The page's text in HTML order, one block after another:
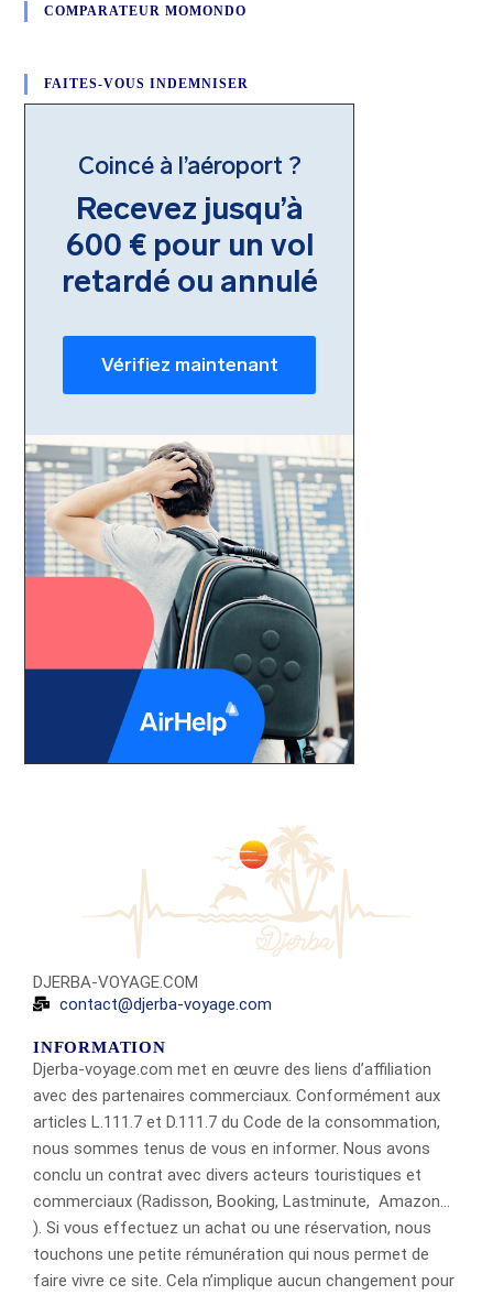
COMPARATEUR MOMONDO
FAITES-VOUS INDEMNISER
DJERBA-VOYAGE.COM
contact@djerba-voyage.com
INFORMATION
Djerba-voyage.com met en œuvre des liens d’affiliation
avec des partenaires commerciaux. Conformément aux
articles L.111.7 et D.111.7 du Code de la consommation,
nous sommes tenus de vous en informer. Nous avons
conclu un contrat avec divers acteurs touristiques et
commerciaux (Radisson, Booking, Lastminute, Amazon…
). Si vous effectuez un achat ou une réservation, nous
touchons une petite rémunération qui nous permet de
faire vivre ce site. Cela n’implique aucun changement pour